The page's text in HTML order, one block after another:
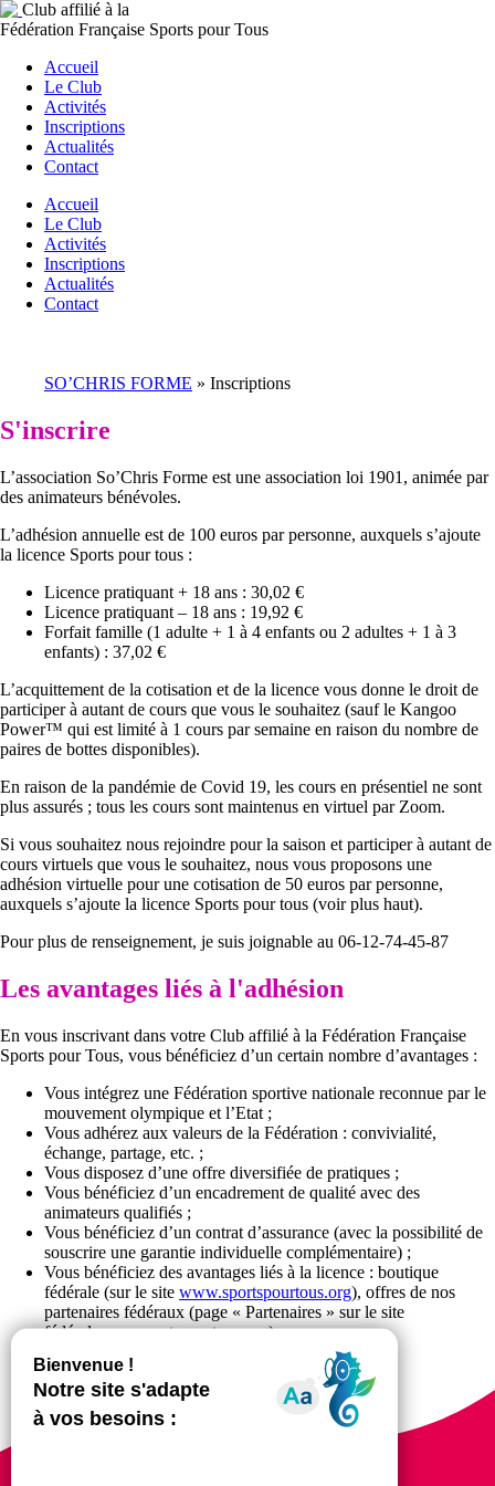
Club affilié à la
Fédération Française Sports pour Tous
Accueil
Le Club
Activités
Inscriptions
Actualités
Contact
Accueil
Le Club
Activités
Inscriptions
Actualités
Contact
SO’CHRIS FORME » Inscriptions
S'inscrire
L’association So’Chris Forme est une association loi 1901, animée par
des animateurs bénévoles.
L’adhésion annuelle est de 100 euros par personne, auxquels s’ajoute
la licence Sports pour tous :
Licence pratiquant + 18 ans : 30,02 €
Licence pratiquant – 18 ans : 19,92 €
Forfait famille (1 adulte + 1 à 4 enfants ou 2 adultes + 1 à 3
enfants) : 37,02 €
L’acquittement de la cotisation et de la licence vous donne le droit de
participer à autant de cours que vous le souhaitez (sauf le Kangoo
Power™ qui est limité à 1 cours par semaine en raison du nombre de
paires de bottes disponibles).
En raison de la pandémie de Covid 19, les cours en présentiel ne sont
plus assurés ; tous les cours sont maintenus en virtuel par Zoom.
Si vous souhaitez nous rejoindre pour la saison et participer à autant de
cours virtuels que vous le souhaitez, nous vous proposons une
adhésion virtuelle pour une cotisation de 50 euros par personne,
auxquels s’ajoute la licence Sports pour tous (voir plus haut).
Pour plus de renseignement, je suis joignable au 06-12-74-45-87
Les avantages liés à l'adhésion
En vous inscrivant dans votre Club affilié à la Fédération Française
Sports pour Tous, vous bénéficiez d’un certain nombre d’avantages :
Vous intégrez une Fédération sportive nationale reconnue par le
mouvement olympique et l’Etat ;
Vous adhérez aux valeurs de la Fédération : convivialité,
échange, partage, etc. ;
Vous disposez d’une offre diversifiée de pratiques ;
Vous bénéficiez d’un encadrement de qualité avec des
animateurs qualifiés ;
Vous bénéficiez d’un contrat d’assurance (avec la possibilité de
souscrire une garantie individuelle complémentaire) ;
Vous bénéficiez des avantages liés à la licence : boutique
fédérale (sur le site www.sportspourtous.org), offres de nos
partenaires fédéraux (page « Partenaires » sur le site
fédéralwww.sportspourtous.org) ;
Vous participez à des animations fédérales.